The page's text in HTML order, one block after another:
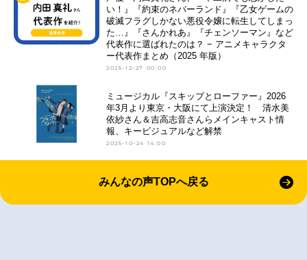
い！』『約束のネバーランド』『乙女ゲームの
破滅フラグしかない悪役令嬢に転生してしまっ
た…』『さんかれあ』『チェンソーマン』など
代表作に選ばれたのは？ − アニメキャラクタ
ー代表作まとめ（2025 年版）
2025-12-27 00:00
ミュージカル『スキップとローファー』2026
年3月より東京・大阪にて上演決定！ 清水美
依紗さん＆吉高志音さんらメインキャスト情
報、キービジュアルなど解禁
2025-10-24 14:00
みんなの声TOPへ戻る